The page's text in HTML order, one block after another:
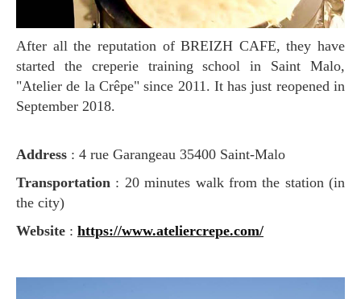
After all the reputation of BREIZH CAFE, they have
started the creperie training school in Saint Malo,
"Atelier de la Crêpe" since 2011. It has just reopened in
September 2018.
Address : 4 rue Garangeau 35400 Saint-Malo
Transportation : 20 minutes walk from the station (in
the city)
Website : https://www.ateliercrepe.com/